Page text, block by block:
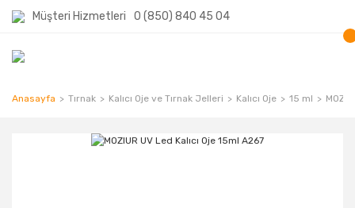
Müşteri Hizmetleri 0 (850) 840 45 04
Anasayfa Tırnak Kalıcı Oje ve Tırnak Jelleri Kalıcı Oje 15 ml